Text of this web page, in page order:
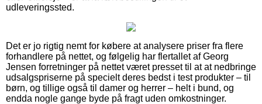
udleveringssted.
Det er jo rigtig nemt for købere at analysere priser fra flere
forhandlere på nettet, og følgelig har flertallet af Georg
Jensen forretninger på nettet været presset til at at nedbringe
udsalgspriserne på specielt deres bedst i test produkter – til
børn, og tillige også til damer og herrer – helt i bund, og
endda nogle gange byde på fragt uden omkostninger.